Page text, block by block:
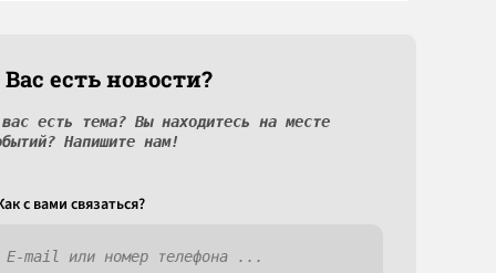
есть новости?
есть тема? Вы находитесь на месте
Напишите нам!
c вами связаться?